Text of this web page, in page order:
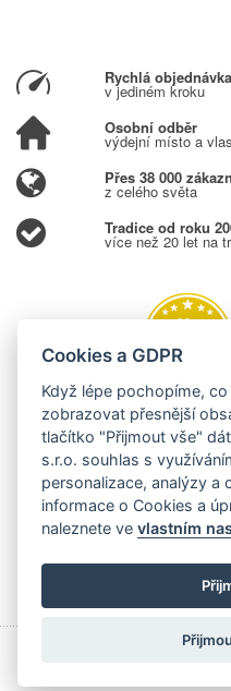
Rychlá objednávka
v jediném kroku
Osobní odběr
výdejní místo a
Přes 38 000
z celého světa
Tradice od roku
více než 20 let na
Copyright © 2006 - 2026
Cookies a GDPR
Když lépe pochopíme,
zobrazovat přesnější
tlačítko "Přijmout vše"
s.r.o. souhlas s
personalizace, analýzy a
informace o Cookies a
naleznete vevlastním